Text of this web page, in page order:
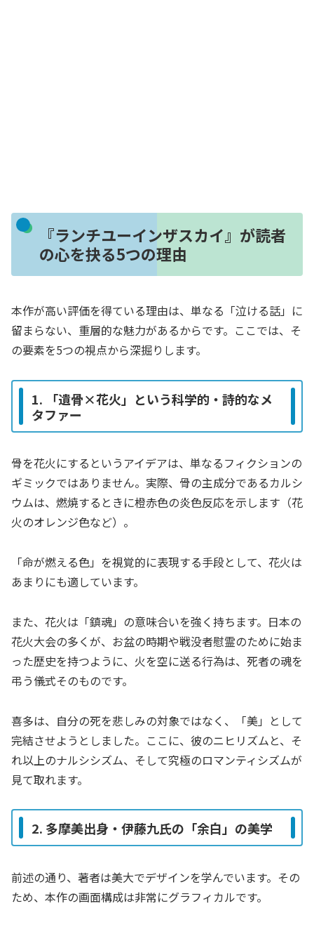
『ランチユーインザスカイ』が読者
の心を抉る5つの理由
本作が高い評価を得ている理由は、単なる「泣ける話」に
留まらない、重層的な魅力があるからです。ここでは、そ
の要素を5つの視点から深掘りします。
1. 「遺骨×花火」という科学的・詩的なメ
タファー
骨を花火にするというアイデアは、単なるフィクションの
ギミックではありません。実際、骨の主成分であるカルシ
ウムは、燃焼するときに橙赤色の炎色反応を示します（花
火のオレンジ色など）。
「命が燃える色」を視覚的に表現する手段として、花火は
あまりにも適しています。
また、花火は「鎮魂」の意味合いを強く持ちます。日本の
花火大会の多くが、お盆の時期や戦没者慰霊のために始ま
った歴史を持つように、火を空に送る行為は、死者の魂を
弔う儀式そのものです。
喜多は、自分の死を悲しみの対象ではなく、「美」として
完結させようとしました。ここに、彼のニヒリズムと、そ
れ以上のナルシシズム、そして究極のロマンティシズムが
見て取れます。
2. 多摩美出身・伊藤九氏の「余白」の美学
前述の通り、著者は美大でデザインを学んでいます。その
ため、本作の画面構成は非常にグラフィカルです。